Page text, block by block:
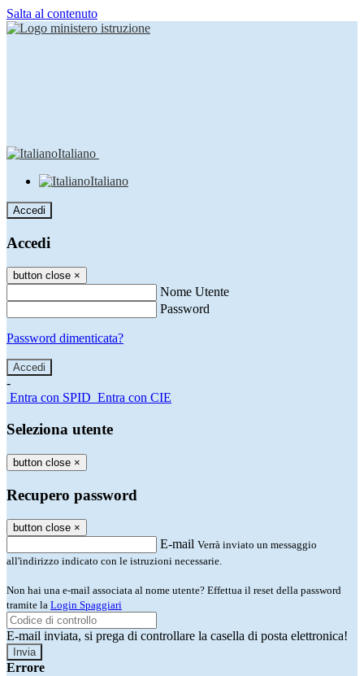
Salta al contenuto
Italiano
Italiano
Accedi
Accedi
button close ×
Nome Utente
Password
Password dimenticata?
-
Entra con SPID Entra con CIE
Seleziona utente
button close ×
Recupero password
button close ×
E-mail Verrà inviato un messaggio
all'indirizzo indicato con le istruzioni necessarie.
Non hai una e-mail associata al nome utente? Effettua il reset della password
tramite la Login Spaggiari
E-mail inviata, si prega di controllare la casella di posta elettronica!
Errore